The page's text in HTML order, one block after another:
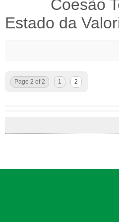
Coesão
Estado da
Page 2 of 2 1 2